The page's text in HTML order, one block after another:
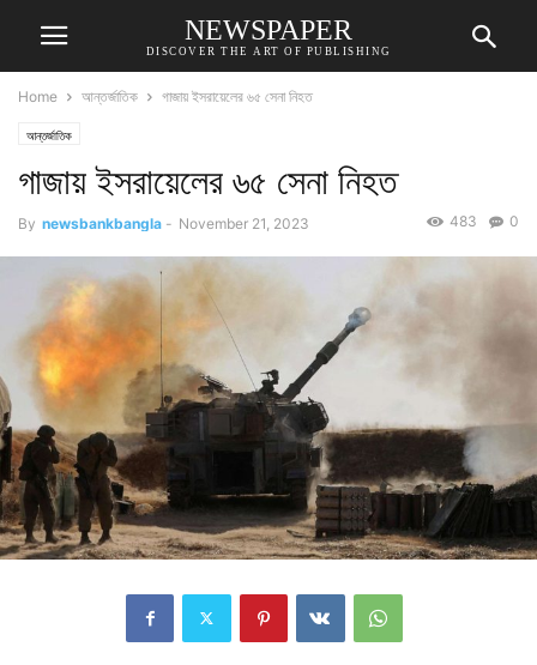
NEWSPAPER
DISCOVER THE ART OF PUBLISHING
Home আন্তর্জাতিক গাজায় ইসরায়েলের ৬৫ সেনা নিহত
আন্তর্জাতিক
গাজায় ইসরায়েলের ৬৫ সেনা নিহত
By newsbankbangla - November 21, 2023 0
483